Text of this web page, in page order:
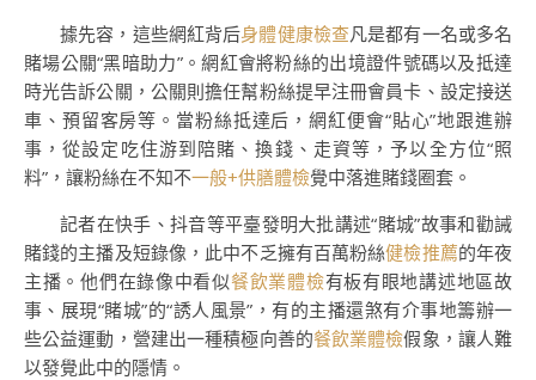
據先容，這些網紅背后身體健康檢查凡是都有一名或多名
賭場公關“黑暗助力”。網紅會將粉絲的出境證件號碼以及抵達
時光告訴公關，公關則擔任幫粉絲提早注冊會員卡、設定接送
車、預留客房等。當粉絲抵達后，網紅便會“貼心”地跟進辦
事，從設定吃住游到陪賭、換錢、走資等，予以全方位“照
料”，讓粉絲在不知不一般+供膳體檢覺中落進賭錢圈套。
記者在快手、抖音等平臺發明大批講述“賭城”故事和勸誡
賭錢的主播及短錄像，此中不乏擁有百萬粉絲健檢推薦的年夜
主播。他們在錄像中看似餐飲業體檢有板有眼地講述地區故
事、展現“賭城”的“誘人風景”，有的主播還煞有介事地籌辦一
些公益運動，營建出一種積極向善的餐飲業體檢假象，讓人難
以發覺此中的隱情。